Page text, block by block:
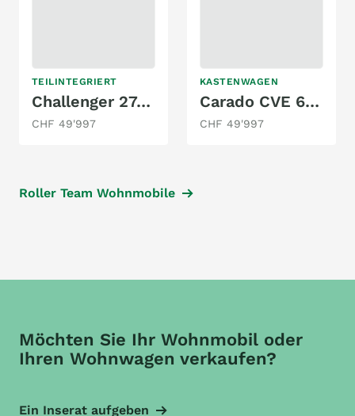
TEILINTEGRIERT
Challenger 274 GENESIS 2.0 TDCI
CHF 49'997
KASTENWAGEN
Carado CVE 600 CLEVER + EDITION 2.3MJ
CHF 49'997
Roller Team Wohnmobile
Möchten Sie Ihr Wohnmobil oder
Ihren Wohnwagen verkaufen?
Ein Inserat aufgeben